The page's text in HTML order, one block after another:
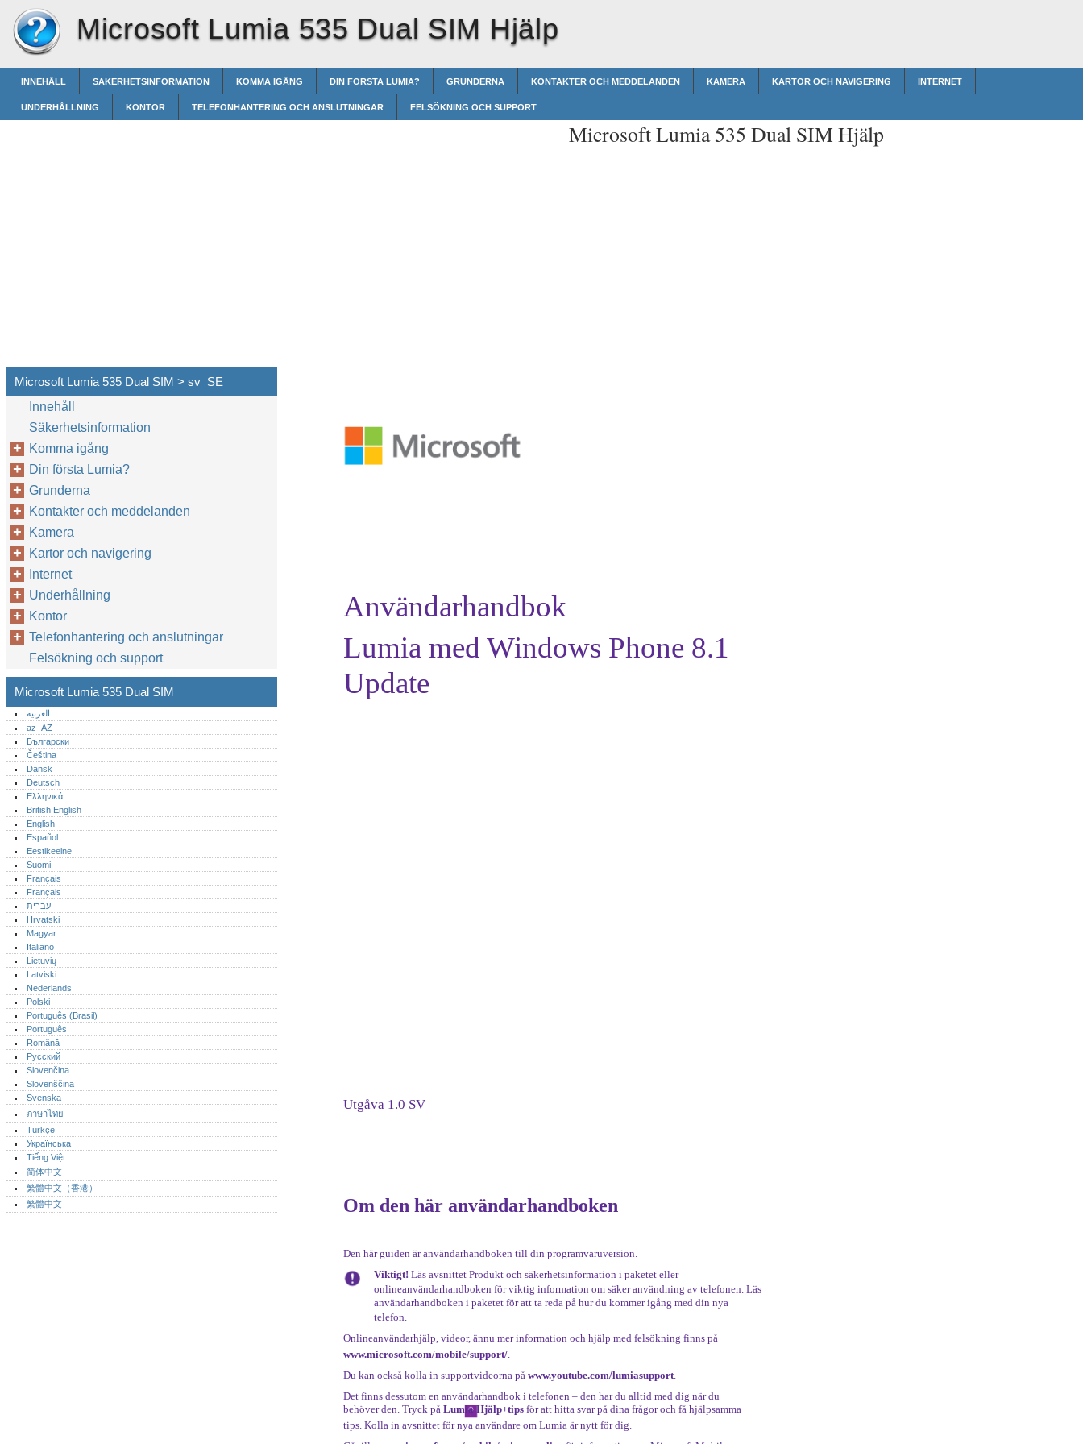
Microsoft Lumia 535 Dual SIM Hjälp
INNEHÅLL SÄKERHETSINFORMATION KOMMA IGÅNG DIN FÖRSTA LUMIA? GRUNDERNA KONTAKTER OCH MEDDELANDEN KAMERA KARTOR OCH NAVIGERING INTERNET
UNDERHÅLLNING KONTOR TELEFONHANTERING OCH ANSLUTNINGAR FELSÖKNING OCH SUPPORT
Microsoft Lumia 535 Dual SIM Hjälp
Användarhandbok
Lumia med Windows Phone 8.1
Update
Utgåva 1.0 SV
Om den här användarhandboken
Den här guiden är användarhandboken till din programvaruversion.
Viktigt! Läs avsnittet Produkt och säkerhetsinformation i paketet eller
onlineanvändarhandboken för viktig information om säker användning av telefonen. Läs
användarhandboken i paketet för att ta reda på hur du kommer igång med din nya
telefon.
Onlineanvändarhjälp, videor, ännu mer information och hjälp med felsökning finns på
www.microsoft.com/mobile/support/.
Du kan också kolla in supportvideorna på www.youtube.com/lumiasupport.
Det finns dessutom en användarhandbok i telefonen – den har du alltid med dig när du
behöver den. Tryck på Lumia Hjälp+tips för att hitta svar på dina frågor och få hjälpsamma
tips. Kolla in avsnittet för nya användare om Lumia är nytt för dig.
Microsoft Lumia 535 Dual SIM > sv_SE
Innehåll
Säkerhetsinformation
Komma igång
Din första Lumia?
Grunderna
Kontakter och meddelanden
Kamera
Kartor och navigering
Internet
Underhållning
Kontor
Telefonhantering och anslutningar
Felsökning och support
Microsoft Lumia 535 Dual SIM
العربية
az_AZ
Български
Čeština
Dansk
Deutsch
Ελληνικά
British English
English
Español
Eestikeelne
Suomi
Français
Français
עברית
Hrvatski
Magyar
Italiano
Lietuvių
Latviski
Nederlands
Polski
Português (Brasil)
Português‎
Română
Русский
Slovenčina
Slovenščina
Svenska
ภาษาไทย
Türkçe
Українська
Tiếng Việt
简体中文
繁體中文（香港）
繁體中文